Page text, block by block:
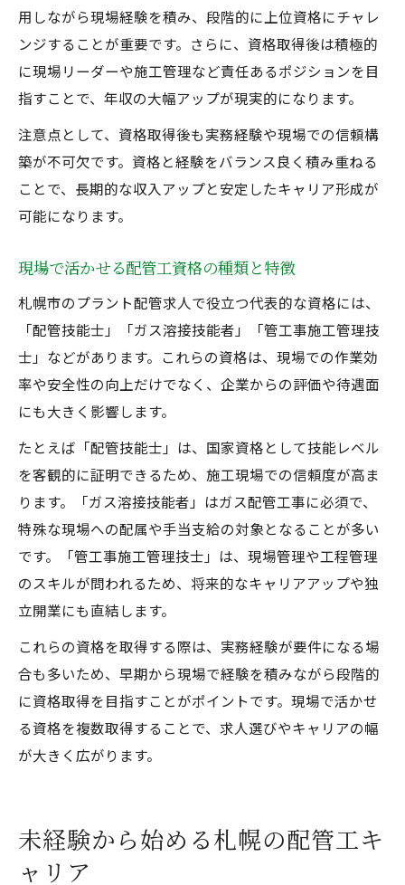
用しながら現場経験を積み、段階的に上位資格にチャレ
ンジすることが重要です。さらに、資格取得後は積極的
に現場リーダーや施工管理など責任あるポジションを目
指すことで、年収の大幅アップが現実的になります。
注意点として、資格取得後も実務経験や現場での信頼構
築が不可欠です。資格と経験をバランス良く積み重ねる
ことで、長期的な収入アップと安定したキャリア形成が
可能になります。
現場で活かせる配管工資格の種類と特徴
札幌市のプラント配管求人で役立つ代表的な資格には、
「配管技能士」「ガス溶接技能者」「管工事施工管理技
士」などがあります。これらの資格は、現場での作業効
率や安全性の向上だけでなく、企業からの評価や待遇面
にも大きく影響します。
たとえば「配管技能士」は、国家資格として技能レベル
を客観的に証明できるため、施工現場での信頼度が高ま
ります。「ガス溶接技能者」はガス配管工事に必須で、
特殊な現場への配属や手当支給の対象となることが多い
です。「管工事施工管理技士」は、現場管理や工程管理
のスキルが問われるため、将来的なキャリアアップや独
立開業にも直結します。
これらの資格を取得する際は、実務経験が要件になる場
合も多いため、早期から現場で経験を積みながら段階的
に資格取得を目指すことがポイントです。現場で活かせ
る資格を複数取得することで、求人選びやキャリアの幅
が大きく広がります。
未経験から始める札幌の配管工キ
ャリア